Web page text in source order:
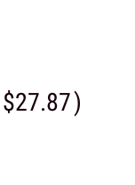
$27.87)